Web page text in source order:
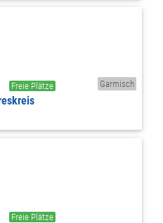
Freie Plätze Garmisch
Freie Plätze